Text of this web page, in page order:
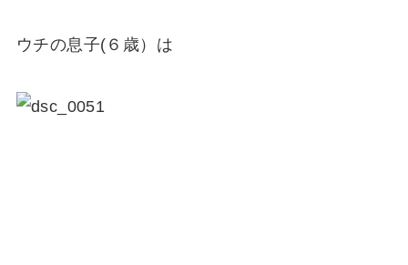
ウチの息子(６歳）は